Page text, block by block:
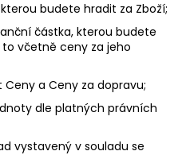
budete hradit za Zboží;
částka, kterou budete
včetně ceny za jeho
Ceny a Ceny za dopravu;
dle platných právních
vystavený v souladu se